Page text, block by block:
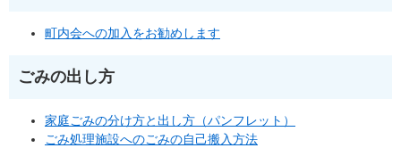
町内会への加入をお勧めします
ごみの出し方
家庭ごみの分け方と出し方（パンフレット）
ごみ処理施設へのごみの自己搬入方法